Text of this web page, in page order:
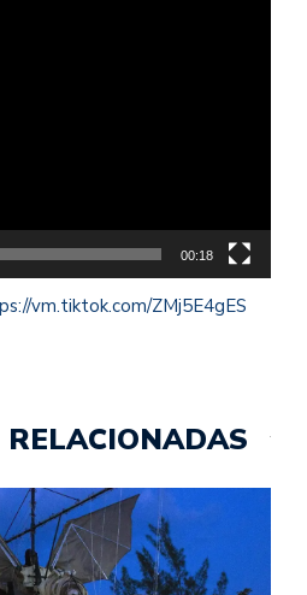
00:18
vm.tiktok.com/ZMj5E4gES